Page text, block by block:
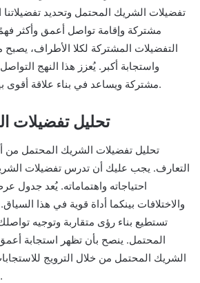
تفضيلات الشريك المحتمل وتحديد تفضيلاتنا
مشتركة وإقامة تواصل أعمق وأكثر
التفضيلات المشتركة لكلا الأطراف،
واستجابة أكبر. يُعزز هذا النهج
مشتركة ويساعد في بناء علاقة أقوى بين الشريكين المحتملين.
تحليل تفضيلات
تحليل تفضيلات الشريك المحتمل
التعارف. يجب عليك أن تدرس تفضيلات
احتياجاته واهتماماته. يُعد جدول
والاختلافات بينكما أداة قوية في هذا
تستطيع بناء رؤى متقاربة وتوجيه
المحتمل. ينصح بأن تظهر استجابة أعمق
الشريك المحتمل من خلال الترويج
التي يعبر عن اهتمام بها.